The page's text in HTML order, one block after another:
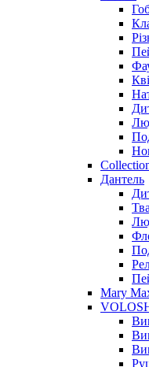
Дантель
Mary